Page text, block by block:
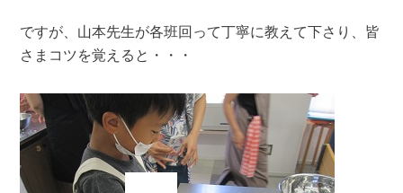
ですが、山本先生が各班回って丁寧に教えて下さり、皆
さまコツを覚えると・・・